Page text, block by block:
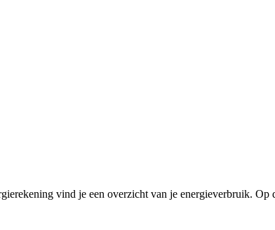
vind je een overzicht van je energieverbruik. Op